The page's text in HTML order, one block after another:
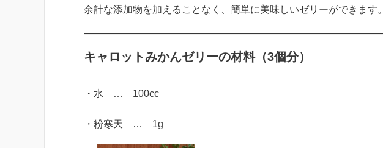
余計な添加物を加えることなく、簡単に美味しいゼリーができます。
キャロットみかんゼリーの材料（3個分）
・水 … 100cc
・粉寒天 … 1g